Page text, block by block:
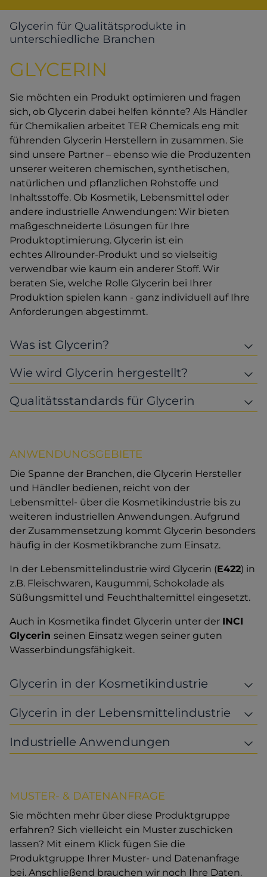
Glycerin für Qualitätsprodukte in
unterschiedliche Branchen
GLYCERIN
Sie möchten ein Produkt optimieren und fragen
sich, ob Glycerin dabei helfen könnte? Als Händler
für Chemikalien arbeitet TER Chemicals eng mit
führenden Glycerin Herstellern in zusammen. Sie
sind unsere Partner – ebenso wie die Produzenten
unserer weiteren chemischen, synthetischen,
natürlichen und pflanzlichen Rohstoffe und
Inhaltsstoffe. Ob Kosmetik, Lebensmittel oder
andere industrielle Anwendungen: Wir bieten
maßgeschneiderte Lösungen für Ihre
Produktoptimierung. Glycerin ist ein
echtes Allrounder-Produkt und so vielseitig
verwendbar wie kaum ein anderer Stoff. Wir
beraten Sie, welche Rolle Glycerin bei Ihrer
Produktion spielen kann - ganz individuell auf Ihre
Anforderungen abgestimmt.
Was ist Glycerin?
Wie wird Glycerin hergestellt?
Qualitätsstandards für Glycerin
ANWENDUNGSGEBIETE
Die Spanne der Branchen, die Glycerin Hersteller
und Händler bedienen, reicht von der
Lebensmittel- über die Kosmetikindustrie bis zu
weiteren industriellen Anwendungen. Aufgrund
der Zusammensetzung kommt Glycerin besonders
häufig in der Kosmetikbranche zum Einsatz.
In der Lebensmittelindustrie wird Glycerin (E422) in
z.B. Fleischwaren, Kaugummi, Schokolade als
Süßungsmittel und Feuchthaltemittel eingesetzt.
Auch in Kosmetika findet Glycerin unter der INCI
Glycerin seinen Einsatz wegen seiner guten
Wasserbindungsfähigkeit.
Glycerin in der Kosmetikindustrie
Glycerin in der Lebensmittelindustrie
Industrielle Anwendungen
MUSTER- & DATENANFRAGE
Sie möchten mehr über diese Produktgruppe
erfahren? Sich vielleicht ein Muster zuschicken
lassen? Mit einem Klick fügen Sie die
Produktgruppe Ihrer Muster- und Datenanfrage
bei. Anschließend brauchen wir noch Ihre Daten.